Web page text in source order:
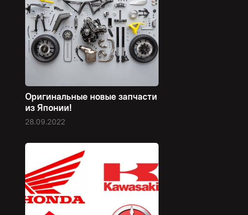
Оригинальные новые запчасти
из Японии!
28.09.2022